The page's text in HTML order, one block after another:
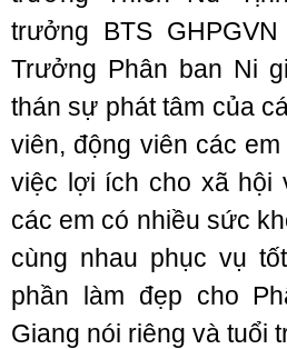
trưởng BTS
Trưởng Phân ban Ni
thán sự phát tâm của
viên, động viên các
việc lợi ích cho xã hội
các em có nhiều sức
cùng nhau phục vụ
phần làm đẹp cho
Giang nói riêng và tuổi